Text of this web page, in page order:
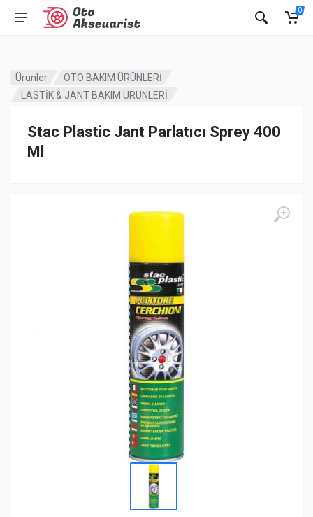
0
Ürünler
OTO BAKIM ÜRÜNLERİ
LASTİK & JANT BAKIM ÜRÜNLERİ
Stac Plastic Jant Parlatıcı Sprey 400
Ml